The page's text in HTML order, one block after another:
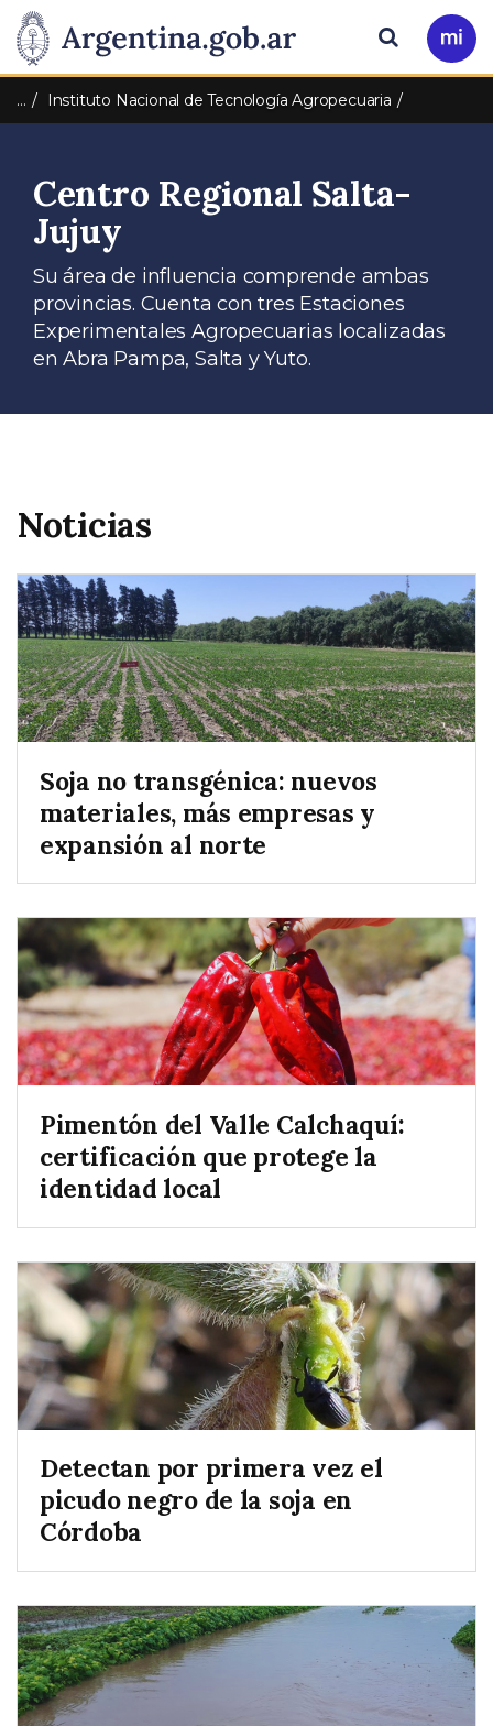
Presidencia
de
Nación
Pasar al contenido principal
Ir
a
Buscar
… Instituto Nacional de Tecnología Agropecuaria
Centro Regional Salta-
Jujuy
Su área de influencia comprende ambas
provincias. Cuenta con tres Estaciones
Experimentales Agropecuarias localizadas
en Abra Pampa, Salta y Yuto.
Noticias
Soja no transgénica: nuevos
materiales, más empresas y
expansión al norte
Pimentón del Valle Calchaquí:
certificación que protege la
identidad local
Detectan por primera vez el
picudo negro de la soja en
Córdoba